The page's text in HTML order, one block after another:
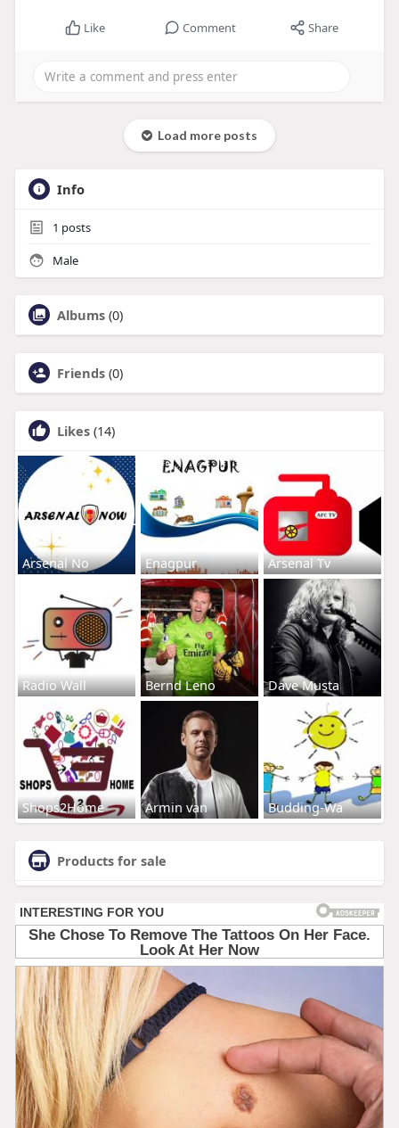
Like Comment Share
Load more posts
Info
1 posts
Male
Albums (0)
Friends (0)
Likes (14)
Arsenal No Enagpur Arsenal Tv
Radio Wall Bernd Leno Dave Musta
Shops2Home Armin van Budding-Wa
Products for sale